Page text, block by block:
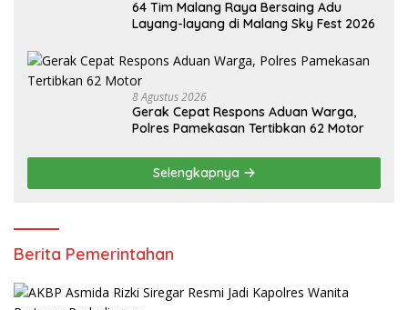
64 Tim Malang Raya Bersaing Adu
Layang-layang di Malang Sky Fest 2026
8 Agustus 2026
Gerak Cepat Respons Aduan Warga,
Polres Pamekasan Tertibkan 62 Motor
Selengkapnya
Berita Pemerintahan